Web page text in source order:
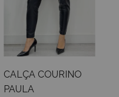
CALÇA COURINO
PAULA